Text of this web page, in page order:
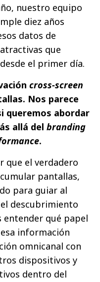
nuestro equipo
diez años
datos de
que
el primer día.
cross-screen
Nos parece
queremos abordar
allá del branding
.
que el verdadero
pantallas,
para guiar al
descubrimiento
entender qué papel
información
omnicanal con
dispositivos y
dentro del